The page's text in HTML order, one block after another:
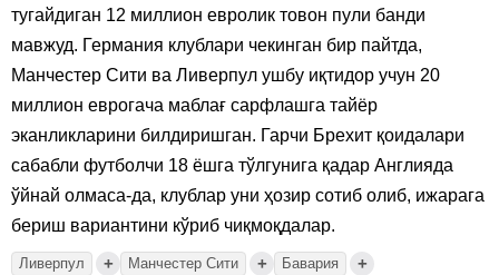
тугайдиган 12 миллион евролик товон пули банди
мавжуд. Германия клублари чекинган бир пайтда,
Манчестер Сити ва Ливерпул ушбу иқтидор учун 20
миллион еврогача маблағ сарфлашга тайёр
эканликларини билдиришган. Гарчи Брехит қоидалари
сабабли футболчи 18 ёшга тўлгунига қадар Англияда
ўйнай олмаса-да, клублар уни ҳозир сотиб олиб, ижарага
бериш вариантини кўриб чиқмоқдалар.
Ливерпул + Манчестер Сити + Бавария +